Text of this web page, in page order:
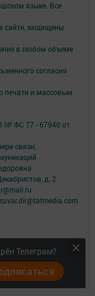
Телеграм?
языке. Все
сайте, защищены
в любом объеме
согласия
печати и массовым
№ ФС 77 - 67940 от
связи,
д. 2
сервисов и
браузера.